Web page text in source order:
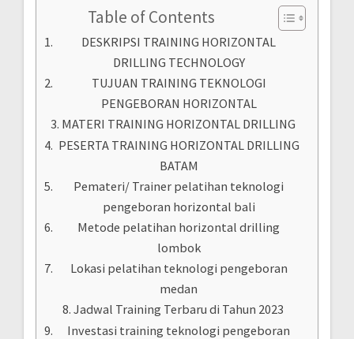
Table of Contents
DESKRIPSI TRAINING HORIZONTAL
DRILLING TECHNOLOGY
TUJUAN TRAINING TEKNOLOGI
PENGEBORAN HORIZONTAL
MATERI TRAINING HORIZONTAL DRILLING
PESERTA TRAINING HORIZONTAL DRILLING
BATAM
Pemateri/ Trainer pelatihan teknologi
pengeboran horizontal bali
Metode pelatihan horizontal drilling
lombok
Lokasi pelatihan teknologi pengeboran
medan
Jadwal Training Terbaru di Tahun 2023
Investasi training teknologi pengeboran